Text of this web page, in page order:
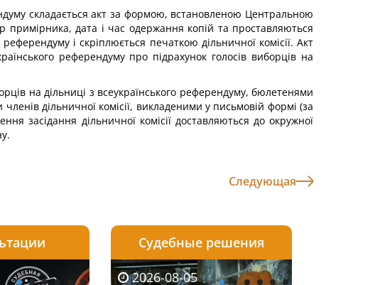
складається акт за формою, встановленою Центральною
примірника, дата і час одержання копій та проставляються
і скріплюється печаткою дільничної комісії. Акт
референдуму про підрахунок голосів виборців на
на дільниці з всеукраїнського референдуму, бюлетенями
дільничної комісії, викладеними у письмовій формі (за
засідання дільничної комісії доставляються до окружної
Следующая
2026-08-04 2026-08-04
2026-08-03 2026-08-03
2026-08-05 2026-08-05
Судебные решения
2026-08-05